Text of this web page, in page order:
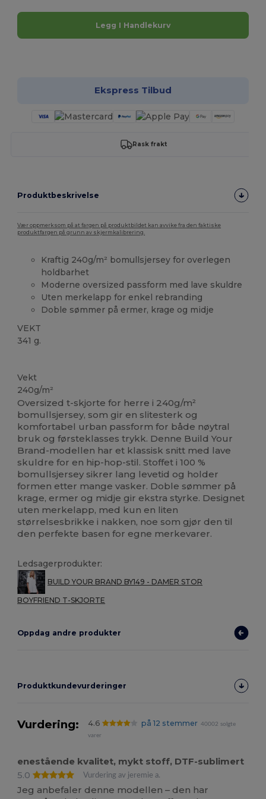
Legg I Handlekurv
Ekspress Tilbud
Rask frakt
Produktbeskrivelse
Vær oppmerksom på at fargen på produktbildet kan avvike fra den faktiske
produktfargen på grunn av skjermkalibrering.
Kraftig 240g/m² bomullsjersey for overlegen
holdbarhet
Moderne oversized passform med lave skuldre
Uten merkelapp for enkel rebranding
Doble sømmer på ermer, krage og midje
VEKT
341 g.
Vekt
240g/m²
Oversized t-skjorte for herre i 240g/m²
bomullsjersey, som gir en slitesterk og
komfortabel urban passform for både nøytral
bruk og førsteklasses trykk. Denne Build Your
Brand-modellen har et klassisk snitt med lave
skuldre for en hip-hop-stil. Stoffet i 100 %
bomullsjersey sikrer lang levetid og holder
formen etter mange vasker. Doble sømmer på
krage, ermer og midje gir ekstra styrke. Designet
uten merkelapp, med kun en liten
størrelsesbrikke i nakken, noe som gjør den til
den perfekte basen for egne merkevarer.
Ledsagerprodukter:
BUILD YOUR BRAND BY149 - DAMER STOR
BOYFRIEND T-SKJORTE
Oppdag andre produkter
Produktkundevurderinger
Vurdering: 4.6 på 12 stemmer 40002 solgte
varer
enestående kvalitet, mykt stoff, DTF-sublimert
5.0
Vurdering av jeremie a.
Jeg anbefaler denne modellen – den har